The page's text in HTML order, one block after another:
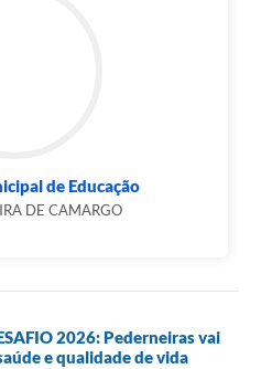
de Educação
DE CAMARGO
2026: Pederneiras vai
e qualidade de vida